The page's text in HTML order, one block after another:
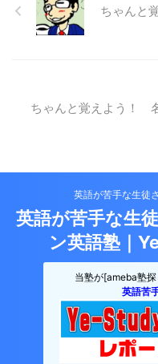
ちゃんと
ちゃんと覚えよう！
英語が苦手な生徒
英語が苦手な生
ン英語塾｜
当塾が[ameba塾
英語苦